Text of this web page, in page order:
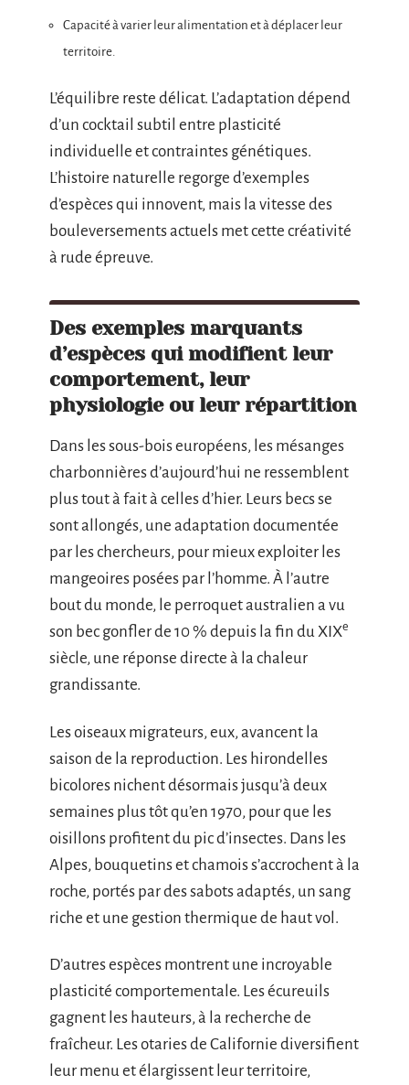
Capacité à varier leur alimentation et à déplacer leur
territoire.
L’équilibre reste délicat. L’adaptation dépend
d’un cocktail subtil entre plasticité
individuelle et contraintes génétiques.
L’histoire naturelle regorge d’exemples
d’espèces qui innovent, mais la vitesse des
bouleversements actuels met cette créativité
à rude épreuve.
Des exemples marquants
d’espèces qui modifient leur
comportement, leur
physiologie ou leur répartition
Dans les sous-bois européens, les mésanges
charbonnières d’aujourd’hui ne ressemblent
plus tout à fait à celles d’hier. Leurs becs se
sont allongés, une adaptation documentée
par les chercheurs, pour mieux exploiter les
mangeoires posées par l’homme. À l’autre
bout du monde, le perroquet australien a vu
son bec gonfler de 10 % depuis la fin du XIXe
siècle, une réponse directe à la chaleur
grandissante.
Les oiseaux migrateurs, eux, avancent la
saison de la reproduction. Les hirondelles
bicolores nichent désormais jusqu’à deux
semaines plus tôt qu’en 1970, pour que les
oisillons profitent du pic d’insectes. Dans les
Alpes, bouquetins et chamois s’accrochent à la
roche, portés par des sabots adaptés, un sang
riche et une gestion thermique de haut vol.
D’autres espèces montrent une incroyable
plasticité comportementale. Les écureuils
gagnent les hauteurs, à la recherche de
fraîcheur. Les otaries de Californie diversifient
leur menu et élargissent leur territoire,